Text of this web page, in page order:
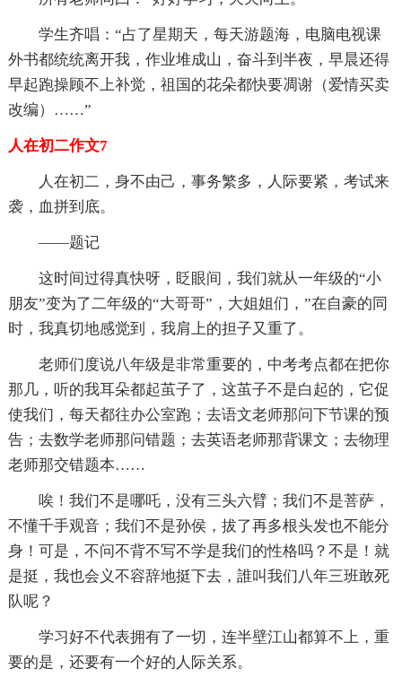
学生齐唱：“占了星期天，每天游题海，电脑电视课
外书都统统离开我，作业堆成山，奋斗到半夜，早晨还得
早起跑操顾不上补觉，祖国的花朵都快要凋谢（爱情买卖
改编）……”
人在初二作文7
人在初二，身不由己，事务繁多，人际要紧，考试来
袭，血拼到底。
——题记
这时间过得真快呀，眨眼间，我们就从一年级的“小
朋友”变为了二年级的“大哥哥”，大姐姐们，”在自豪的同
时，我真切地感觉到，我肩上的担子又重了。
老师们度说八年级是非常重要的，中考考点都在把你
那几，听的我耳朵都起茧子了，这茧子不是白起的，它促
使我们，每天都往办公室跑；去语文老师那问下节课的预
告；去数学老师那问错题；去英语老师那背课文；去物理
老师那交错题本……
唉！我们不是哪吒，没有三头六臂；我们不是菩萨，
不懂千手观音；我们不是孙侯，拔了再多根头发也不能分
身！可是，不问不背不写不学是我们的性格吗？不是！就
是挺，我也会义不容辞地挺下去，誰叫我们八年三班敢死
队呢？
学习好不代表拥有了一切，连半壁江山都算不上，重
要的是，还要有一个好的人际关系。